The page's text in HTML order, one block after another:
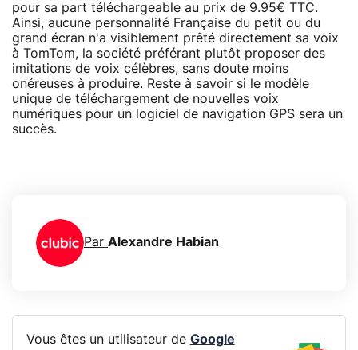
pour sa part téléchargeable au prix de 9.95€ TTC.
Ainsi, aucune personnalité Française du petit ou du
grand écran n'a visiblement prêté directement sa voix
à TomTom, la société préférant plutôt proposer des
imitations de voix célèbres, sans doute moins
onéreuses à produire. Reste à savoir si le modèle
unique de téléchargement de nouvelles voix
numériques pour un logiciel de navigation GPS sera un
succès.
Par Alexandre Habian
Vous êtes un utilisateur de Google